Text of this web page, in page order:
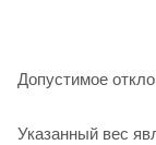
Допустимое
Указанный вес